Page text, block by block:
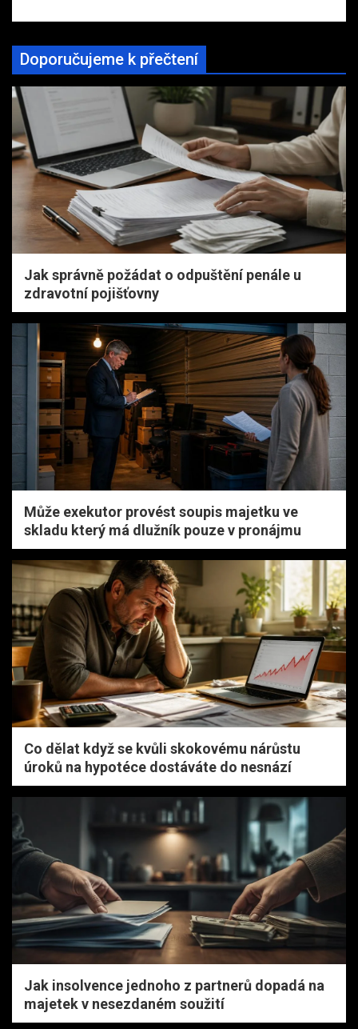
Doporučujeme k přečtení
Jak správně požádat o odpuštění penále u
zdravotní pojišťovny
Může exekutor provést soupis majetku ve
skladu který má dlužník pouze v pronájmu
Co dělat když se kvůli skokovému nárůstu
úroků na hypotéce dostáváte do nesnází
Jak insolvence jednoho z partnerů dopadá na
majetek v nesezdaném soužití